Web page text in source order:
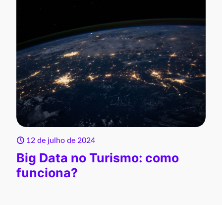
12 de julho de 2024
Big Data no Turismo: como
funciona?